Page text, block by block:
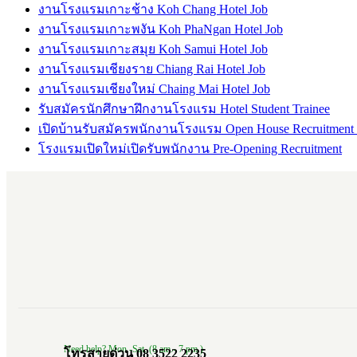
งานโรงแรมเกาะช้าง Koh Chang Hotel Job
งานโรงแรมเกาะพงัน Koh PhaNgan Hotel Job
งานโรงแรมเกาะสมุย Koh Samui Hotel Job
งานโรงแรมเชียงราย Chiang Rai Hotel Job
งานโรงแรมเชียงใหม่ Chaing Mai Hotel Job
รับสมัครนักศึกษาฝึกงานโรงแรม Hotel Student Trainee
เปิดบ้านรับสมัครพนักงานโรงแรม Open House Recruitment
โรงแรมเปิดใหม่เปิดรับพนักงาน Pre-Opening Recruitment
Need help? Mon.-Sat. (8 am.- 7 pm.)
โทรสายด่วน 08 3522 2235